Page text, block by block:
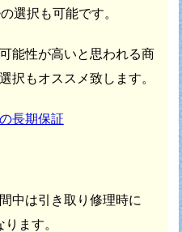
選択も可能です。
能性が高いと思われる商
択もオススメ致します。
長期保証
中は引き取り修理時に
ます。